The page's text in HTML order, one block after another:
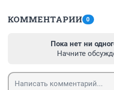
КОММЕНТАРИИ 0
Пока нет ни
Начните